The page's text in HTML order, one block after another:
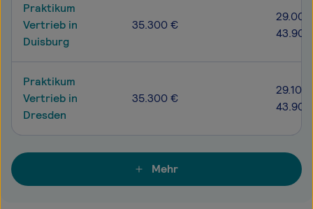
Praktikum
Vertrieb in
Duisburg
35.300 €
Praktikum
Vertrieb in
Dresden
35.300 €
Mehr